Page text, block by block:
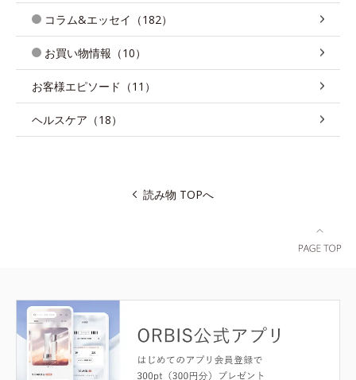
コラム&エッセイ（182）
お買い物情報（10）
お客様エピソード（11）
ヘルスケア（18）
読み物 TOPへ